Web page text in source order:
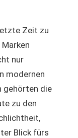
Zeit zu
nur
modernen
gehörten die
zu den
Blick fürs